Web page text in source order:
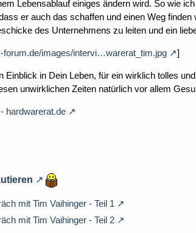
Lebensablauf einiges ändern wird. So wie
er auch das schaffen und einen Weg
des Unternehmens zu leiten und ein
forum.de/images/intervi…warerat_tim.jpg ]
Einblick in Dein Leben, für ein wirklich tolles
unwirklichen Zeiten natürlich vor allem
hardwarerat.de
mit Tim Vaihinger - Teil 1
mit Tim Vaihinger - Teil 2